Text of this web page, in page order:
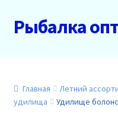
Перейти
к
Перейти
к
Рыбалка
О нас
Главная Летний
удилища
Удилище